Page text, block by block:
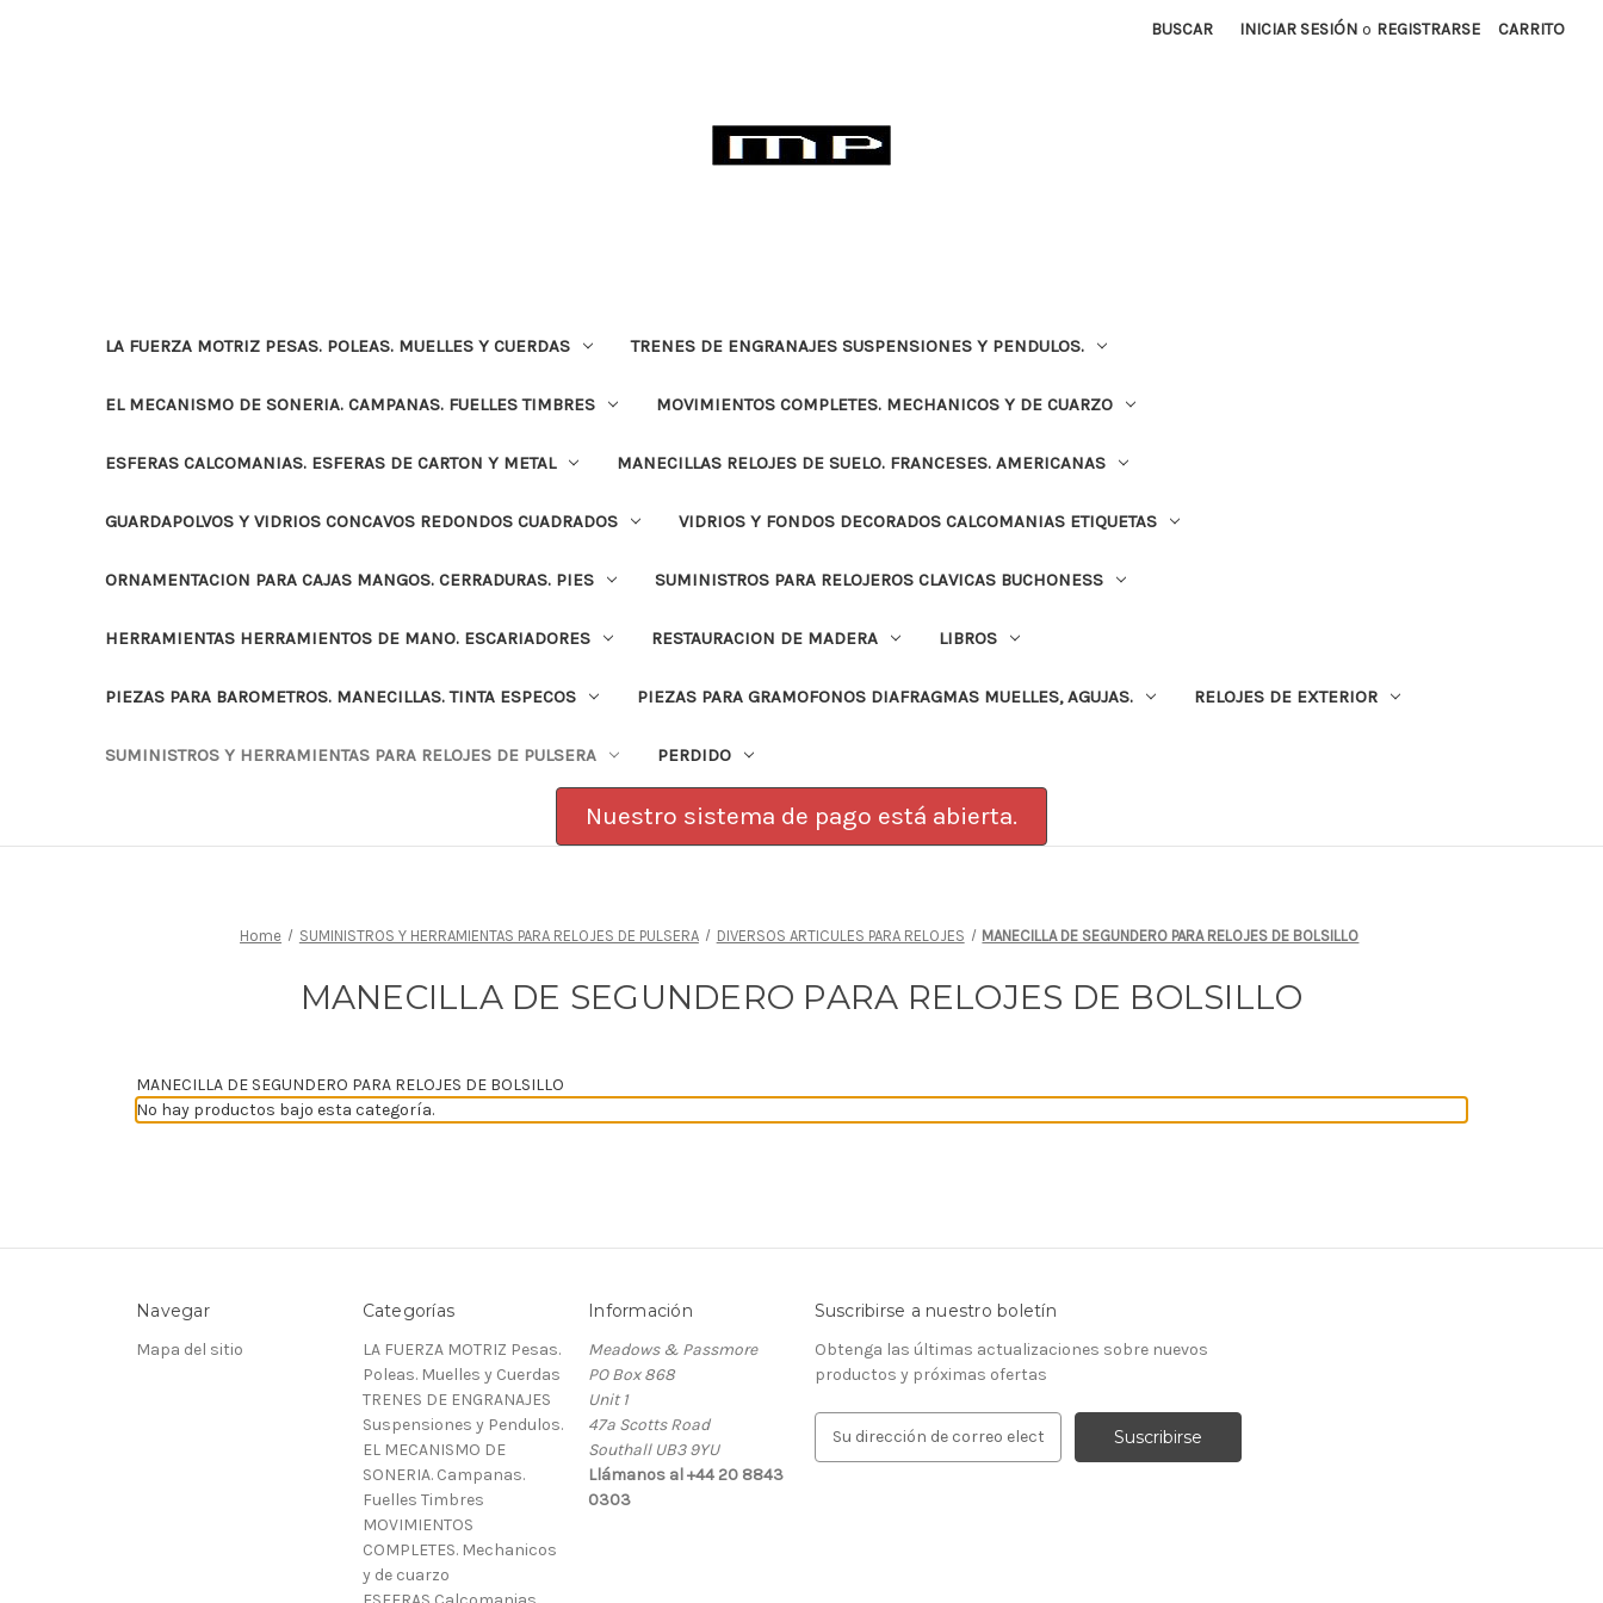
BUSCAR INICIAR SESIÓN o REGISTRARSE CARRITO
LA FUERZA MOTRIZ PESAS. POLEAS. MUELLES Y CUERDAS TRENES DE ENGRANAJES SUSPENSIONES Y PENDULOS.
EL MECANISMO DE SONERIA. CAMPANAS. FUELLES TIMBRES MOVIMIENTOS COMPLETES. MECHANICOS Y DE CUARZO
ESFERAS CALCOMANIAS. ESFERAS DE CARTON Y METAL MANECILLAS RELOJES DE SUELO. FRANCESES. AMERICANAS
GUARDAPOLVOS Y VIDRIOS CONCAVOS REDONDOS CUADRADOS VIDRIOS Y FONDOS DECORADOS CALCOMANIAS ETIQUETAS
ORNAMENTACION PARA CAJAS MANGOS. CERRADURAS. PIES SUMINISTROS PARA RELOJEROS CLAVICAS BUCHONESS
HERRAMIENTAS HERRAMIENTOS DE MANO. ESCARIADORES RESTAURACION DE MADERA LIBROS
PIEZAS PARA BAROMETROS. MANECILLAS. TINTA ESPECOS PIEZAS PARA GRAMOFONOS DIAFRAGMAS MUELLES, AGUJAS. RELOJES DE EXTERIOR
SUMINISTROS Y HERRAMIENTAS PARA RELOJES DE PULSERA PERDIDO
Nuestro sistema de pago está abierta.
Home SUMINISTROS Y HERRAMIENTAS PARA RELOJES DE PULSERA DIVERSOS ARTICULES PARA RELOJES MANECILLA DE SEGUNDERO PARA RELOJES DE BOLSILLO
MANECILLA DE SEGUNDERO PARA RELOJES DE BOLSILLO
MANECILLA DE SEGUNDERO PARA RELOJES DE BOLSILLO
No hay productos bajo esta categoría.
Navegar
Mapa del sitio
Categorías
LA FUERZA MOTRIZ Pesas.
Poleas. Muelles y Cuerdas
TRENES DE ENGRANAJES
Suspensiones y Pendulos.
EL MECANISMO DE
SONERIA. Campanas.
Fuelles Timbres
MOVIMIENTOS
COMPLETES. Mechanicos
y de cuarzo
Información
Meadows & Passmore
PO Box 868
Unit 1
47a Scotts Road
Southall UB3 9YU
Llámanos al +44 20 8843
0303
Suscribirse a nuestro boletín
Obtenga las últimas actualizaciones sobre nuevos
productos y próximas ofertas